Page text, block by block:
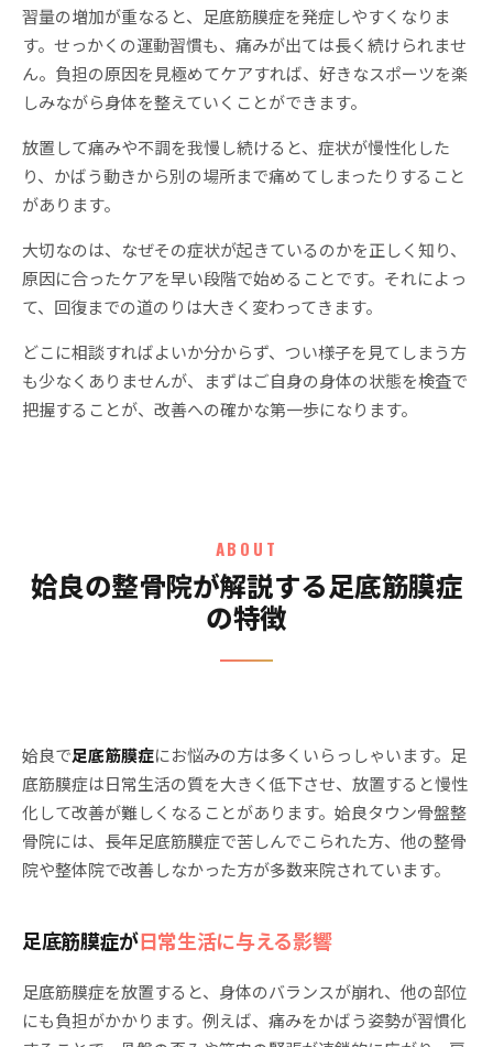
習量の増加が重なると、足底筋膜症を発症しやすくなりま
す。せっかくの運動習慣も、痛みが出ては長く続けられませ
ん。負担の原因を見極めてケアすれば、好きなスポーツを楽
しみながら身体を整えていくことができます。
放置して痛みや不調を我慢し続けると、症状が慢性化した
り、かばう動きから別の場所まで痛めてしまったりすること
があります。
大切なのは、なぜその症状が起きているのかを正しく知り、
原因に合ったケアを早い段階で始めることです。それによっ
て、回復までの道のりは大きく変わってきます。
どこに相談すればよいか分からず、つい様子を見てしまう方
も少なくありませんが、まずはご自身の身体の状態を検査で
把握することが、改善への確かな第一歩になります。
ABOUT
姶良の整骨院が解説する足底筋膜症
の特徴
姶良で足底筋膜症にお悩みの方は多くいらっしゃいます。足
底筋膜症は日常生活の質を大きく低下させ、放置すると慢性
化して改善が難しくなることがあります。姶良タウン骨盤整
骨院には、長年足底筋膜症で苦しんでこられた方、他の整骨
院や整体院で改善しなかった方が多数来院されています。
足底筋膜症が日常生活に与える影響
足底筋膜症を放置すると、身体のバランスが崩れ、他の部位
にも負担がかかります。例えば、痛みをかばう姿勢が習慣化